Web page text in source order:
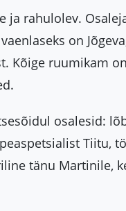
rahulolev.
on
ruumikam
osalesid:
Tiitu,
tänu Martinile,